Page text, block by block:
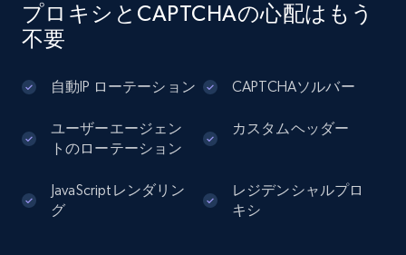
Instagram - Profiles - Collect profile
information by user name
Account, Fbid, ID, Followers, Posts count, Is
business account, Is professional account, Is
プロキシとCAPTCHAの心配はもう
不要
自動IP ローテーション CAPTCHAソルバー
ユーザーエージェン
トのローテーション
カスタムヘッダー
JavaScriptレンダリン
グ
レジデンシャルプロ
キシ